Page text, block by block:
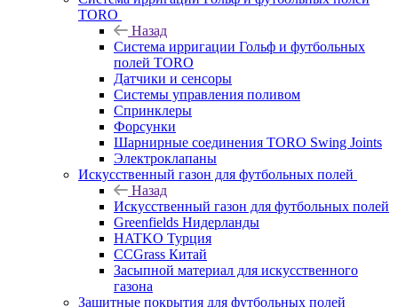
TORO
Назад
Система ирригации Гольф и футбольных
полей TORO
Датчики и сенсоры
Системы управления поливом
Спринклеры
Форсунки
Шарнирные соединения TORO Swing Joints
Электроклапаны
Искусственный газон для футбольных полей
Назад
Искусственный газон для футбольных полей
Greenfields Нидерланды
HATKO Турция
CCGrass Китай
Засыпной материал для искусственного
газона
Защитные покрытия для футбольных полей